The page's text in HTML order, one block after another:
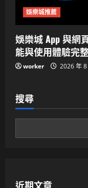
娛樂城推薦
娛樂城 App 與網
能與使用體驗完
worker 2026 年 8
搜尋
近期文章